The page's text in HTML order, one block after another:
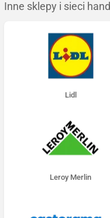
Inne sklepy i sieci
Lidl
Leroy Merlin